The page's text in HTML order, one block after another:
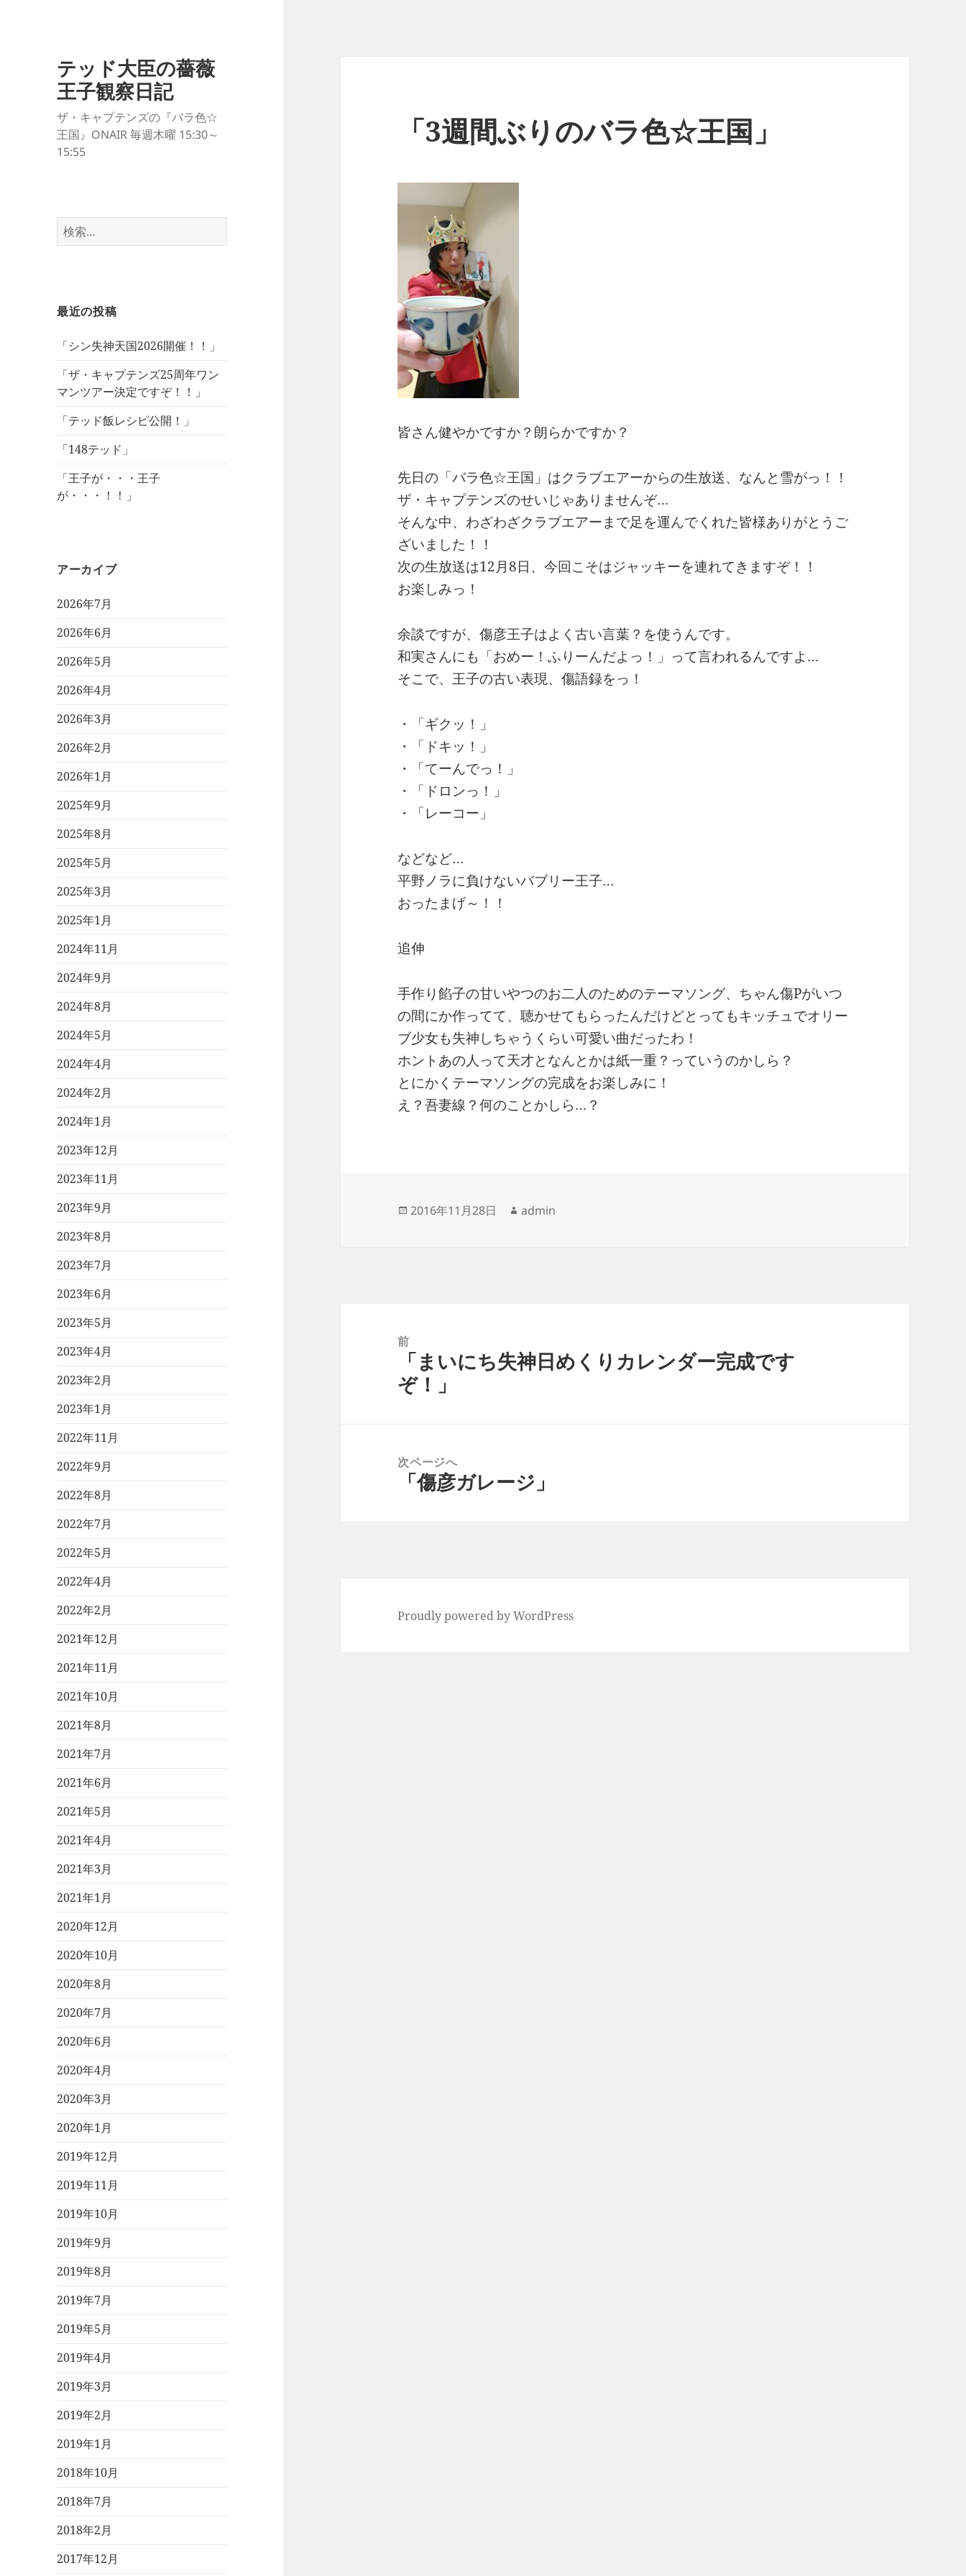
テッド大臣の薔薇
王子観察日記
ザ・キャプテンズの『バラ色☆
王国』ONAIR 毎週木曜 15:30～
15:55
検
索:
最近の投稿
「シン失神天国2026開催！！」
「ザ・キャプテンズ25周年ワン
マンツアー決定ですぞ！！」
「テッド飯レシピ公開！」
「148テッド」
「王子が・・・王子
が・・・！！」
アーカイブ
2026年7月
2026年6月
2026年5月
2026年4月
2026年3月
2026年2月
2026年1月
2025年9月
2025年8月
2025年5月
2025年3月
2025年1月
2024年11月
2024年9月
2024年8月
2024年5月
2024年4月
2024年2月
2024年1月
2023年12月
2023年11月
2023年9月
2023年8月
2023年7月
2023年6月
2023年5月
2023年4月
2023年2月
2023年1月
2022年11月
2022年9月
2022年8月
2022年7月
2022年5月
2022年4月
2022年2月
2021年12月
2021年11月
2021年10月
2021年8月
2021年7月
2021年6月
2021年5月
2021年4月
2021年3月
2021年1月
2020年12月
2020年10月
2020年8月
2020年7月
2020年6月
2020年4月
2020年3月
2020年1月
2019年12月
2019年11月
2019年10月
2019年9月
2019年8月
2019年7月
2019年5月
2019年4月
2019年3月
2019年2月
2019年1月
2018年10月
2018年7月
2018年2月
2017年12月
「3週間ぶりのバラ色☆王国」
皆さん健やかですか？朗らかですか？
先日の「バラ色☆王国」はクラブエアーからの生放送、なんと雪がっ！！
ザ・キャプテンズのせいじゃありませんぞ…
そんな中、わざわざクラブエアーまで足を運んでくれた皆様ありがとうご
ざいました！！
次の生放送は12月8日、今回こそはジャッキーを連れてきますぞ！！
お楽しみっ！
余談ですが、傷彦王子はよく古い言葉？を使うんです。
和実さんにも「おめー！ふりーんだよっ！」って言われるんですよ…
そこで、王子の古い表現、傷語録をっ！
・「ギクッ！」
・「ドキッ！」
・「てーんでっ！」
・「ドロンっ！」
・「レーコー」
などなど…
平野ノラに負けないバブリー王子…
おったまげ～！！
追伸
手作り餡子の甘いやつのお二人のためのテーマソング、ちゃん傷Pがいつ
の間にか作ってて、聴かせてもらったんだけどとってもキッチュでオリー
ブ少女も失神しちゃうくらい可愛い曲だったわ！
ホントあの人って天才となんとかは紙一重？っていうのかしら？
とにかくテーマソングの完成をお楽しみに！
え？吾妻線？何のことかしら…？
投
2016年11月28日
作
admin
前
前
の
「まいにち失神日めくりカレンダー完成です
ぞ！」
次ページへ
次「傷彦ガレージ」
Proudly powered by WordPress